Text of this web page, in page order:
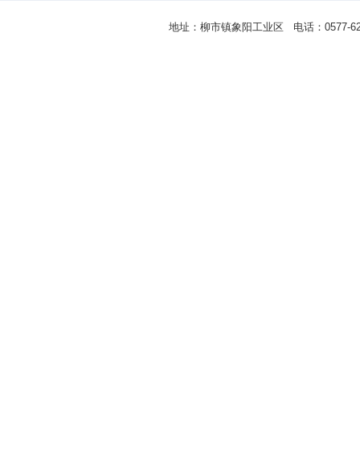
地址：柳市镇象阳工业区 电话：0577-